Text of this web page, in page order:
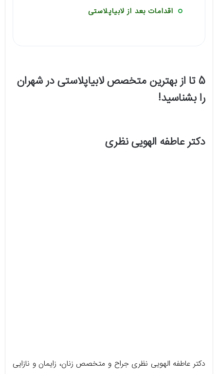
اقدامات بعد از لابیاپلاستی
5 تا از بهترین متخصص لابیاپلاستی در شهران
را بشناسید!
دکتر عاطفه الهویی نظری
دکتر عاطفه الهویی نظری جراح و متخصص زنان، زایمان و نازایی